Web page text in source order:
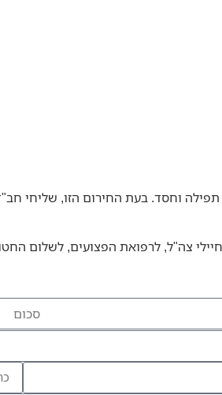
וחסד. בעת החירום הזו, שליחי
צה"ל, לרפואת הפצועים, לשלום